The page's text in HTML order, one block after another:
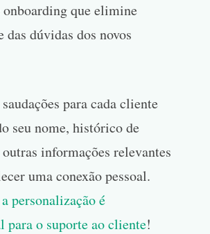
onboarding que elimine
das dúvidas dos novos
para cada cliente
seu nome, histórico de
informações relevantes
uma conexão pessoal.
a personalização é
para o suporte ao cliente!